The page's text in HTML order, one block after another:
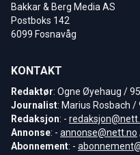
Bakkar & Berg Media AS
Postboks 142
6099 Fosnavåg
KONTAKT
Redaktør: Ogne Øyehaug /
Journalist: Marius Rosbach /
Redaksjon: -
Annonse: - annonse@nett.no
Abonnement: -